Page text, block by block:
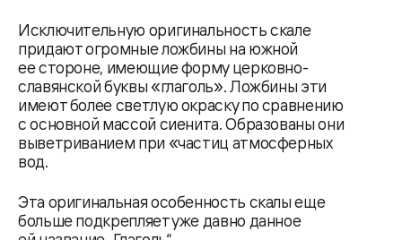
Исключительную оригинальность скале
придают огромные ложбины на южной
ее стороне, имеющие форму церковно-
славянской буквы «глаголь». Ложбины эти
имеют более светлую окраску по сравнению
с основной массой сиенита. Образованы они
выветриванием при «частиц атмосферных
вод.
Эта оригинальная особенность скалы еще
больше подкрепляет уже давно данное